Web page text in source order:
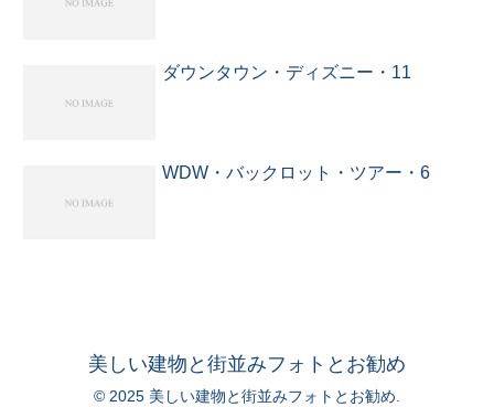
ダウンタウン・ディズニー・11
WDW・バックロット・ツアー・6
美しい建物と街並みフォトとお勧め
© 2025 美しい建物と街並みフォトとお勧め.